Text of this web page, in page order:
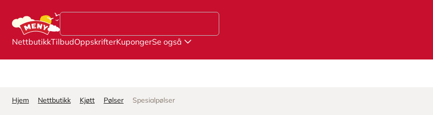
NettbutikkTilbudOppskrifterKupongerSe også
Hjem Nettbutikk Kjøtt Pølser Spesialpølser